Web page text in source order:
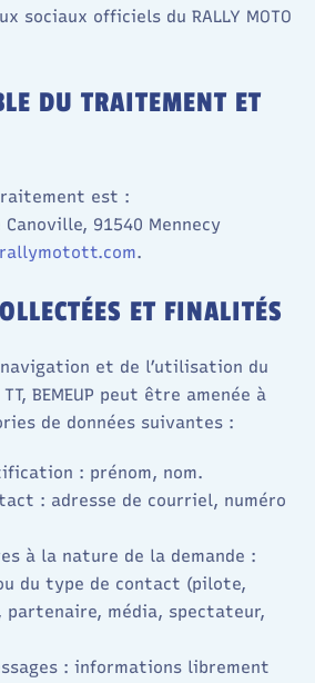
sociaux officiels du RALLY MOTO
DU TRAITEMENT ET
est :
Canoville, 91540 Mennecy
.
ET FINALITÉS
et de l’utilisation du
TT, BEMEUP peut être amenée à
de données suivantes :​
: prénom, nom.
: adresse de courriel, numéro
à la nature de la demande :
du type de contact (pilote,
partenaire, média, spectateur,
: informations librement